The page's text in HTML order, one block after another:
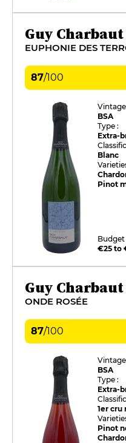
Guy Charbaut
EUPHONIE DES
87/100
Vintage
BSA
Type :
Extra-
Blanc
Pinot
Budget
€25 to
Guy Charbaut
ONDE ROSÉE
87/100
Vintage
BSA
Type :
Extra-
1er cru
Pinot